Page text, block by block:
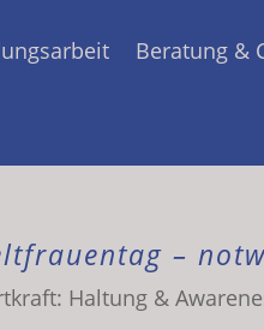
Beratung &
–
Haltung &